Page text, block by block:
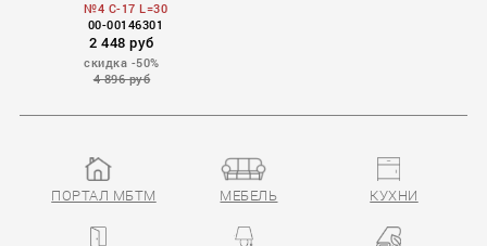
Iluminacuadros
№4 C-17 L=30
00-00146301
2 448 руб
скидка -50%
4 896 руб
ПОРТАЛ МБТМ МЕБЕЛЬ КУХНИ